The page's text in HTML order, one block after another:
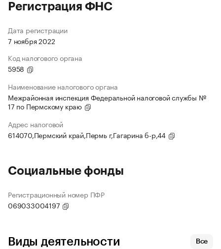
Регистрация ФНС
Дата регистрации
7 ноября 2022
Код налогового органа
5958
Наименование налогового органа
Межрайонная инспекция Федеральной налоговой службы №
17 по Пермскому краю
Адрес налоговой
614070,Пермский край,Пермь г,Гагарина б-р,44
Социальные фонды
Регистрационный номер ПФР
069033004197
Виды деятельности Все